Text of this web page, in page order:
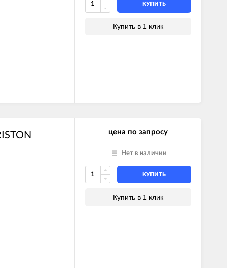
КУПИТЬ
Купить в 1 клик
цена по запросу
Нет в наличии
КУПИТЬ
Купить в 1 клик